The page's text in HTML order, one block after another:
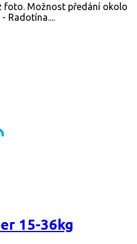
foto. Možnost předání okolo
Radotína....
15-36kg